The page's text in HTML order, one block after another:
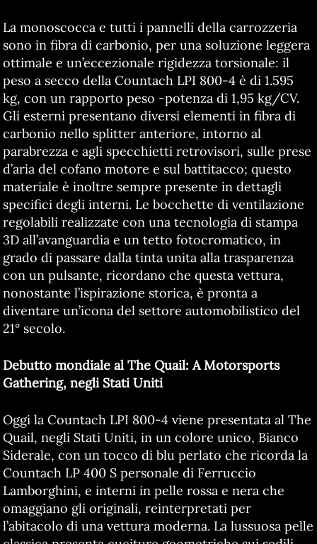
La monoscocca e tutti i pannelli della carrozzeria
sono in fibra di carbonio, per una soluzione leggera
ottimale e un’eccezionale rigidezza torsionale: il
peso a secco della Countach LPI 800-4 è di 1.595
kg, con un rapporto peso -potenza di 1,95 kg/CV.
Gli esterni presentano diversi elementi in fibra di
carbonio nello splitter anteriore, intorno al
parabrezza e agli specchietti retrovisori, sulle prese
d’aria del cofano motore e sul battitacco; questo
materiale è inoltre sempre presente in dettagli
specifici degli interni. Le bocchette di ventilazione
regolabili realizzate con una tecnologia di stampa
3D all’avanguardia e un tetto fotocromatico, in
grado di passare dalla tinta unita alla trasparenza
con un pulsante, ricordano che questa vettura,
nonostante l’ispirazione storica, è pronta a
diventare un’icona del settore automobilistico del
21° secolo.
Debutto mondiale al The Quail: A Motorsports
Gathering, negli Stati Uniti
Oggi la Countach LPI 800-4 viene presentata al The
Quail, negli Stati Uniti, in un colore unico, Bianco
Siderale, con un tocco di blu perlato che ricorda la
Countach LP 400 S personale di Ferruccio
Lamborghini, e interni in pelle rossa e nera che
omaggiano gli originali, reinterpretati per
l’abitacolo di una vettura moderna. La lussuosa pelle